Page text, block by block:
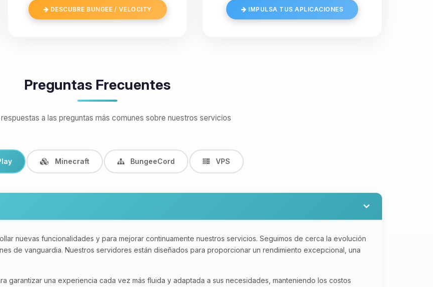
DESCUBRE BUNGEE / VELOCITY IMPULSA TUS APLICACIONES
Preguntas Frecuentes
a las preguntas más comunes sobre nuestros servicios
Minecraft BungeeCord VPS
nuevas funcionalidades y para mejorar continuamente nuestros servicios. Seguimos de cerca la evolución
de vanguardia. Nuestros servidores están diseñados para proporcionar un rendimiento excepcional, una
garantizar una experiencia cada vez más fluida y adaptada a sus necesidades, manteniendo los costos